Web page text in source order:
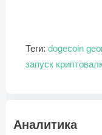
Теги: dogecoin
запуск
Аналитика